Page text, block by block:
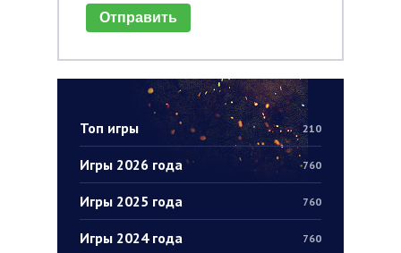
Топ игры 210
Игры 2026 года 760
Игры 2025 года 760
Игры 2024 года 760
Отправить